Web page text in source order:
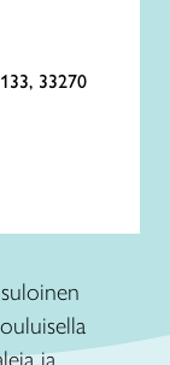
33270
ja